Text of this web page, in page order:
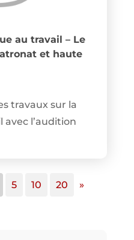
au travail – Le
et haute
travaux sur la
avec l’audition
5 10 20 »